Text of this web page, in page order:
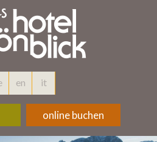
en it
online buchen